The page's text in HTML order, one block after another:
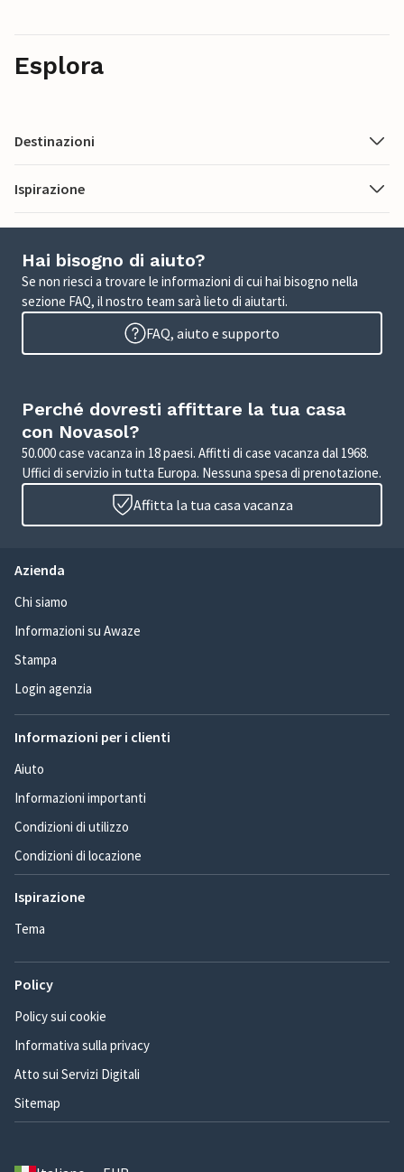
Esplora
Destinazioni
Ispirazione
Hai bisogno di aiuto?
Se non riesci a trovare le informazioni di cui hai bisogno nella
sezione FAQ, il nostro team sarà lieto di aiutarti.
FAQ, aiuto e supporto
Perché dovresti affittare la tua casa
con Novasol?
50.000 case vacanza in 18 paesi. Affitti di case vacanza dal 1968.
Uffici di servizio in tutta Europa. Nessuna spesa di prenotazione.
Affitta la tua casa vacanza
Azienda
Chi siamo
Informazioni su Awaze
Stampa
Login agenzia
Informazioni per i clienti
Aiuto
Informazioni importanti
Condizioni di utilizzo
Condizioni di locazione
Ispirazione
Tema
Policy
Policy sui cookie
Informativa sulla privacy
Atto sui Servizi Digitali
Sitemap